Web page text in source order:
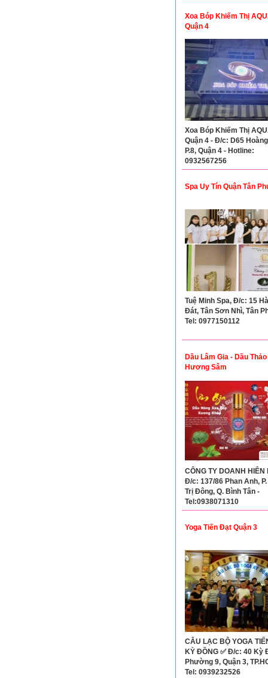
Xoa Bóp Khiếm Thị
Quận 4
Xoa Bóp Khiếm Thị
Quận 4 - Đ/c: D65
P.8, Quận 4 - Hotline:
0932567256
Spa Uy Tín Quận Tân
Tuệ Minh Spa, Đ/c: 15
Đát, Tân Sơn Nhì, Tân
Tel: 0977150112
Dầu Lâm Gia - Dầu
Hương Sâm
CÔNG TY DOANH HIÊN
Đ/c: 137/86 Phan Anh,
Trị Đông, Q. Bình Tân -
Tel:0938071310
Yoga Tiến Đạt Quận 3
CÂU LẠC BỘ YOGA
KỲ ĐỒNG ✅ Đ/c: 40 Kỳ
Phường 9, Quận 3,
Tel: 0939232526